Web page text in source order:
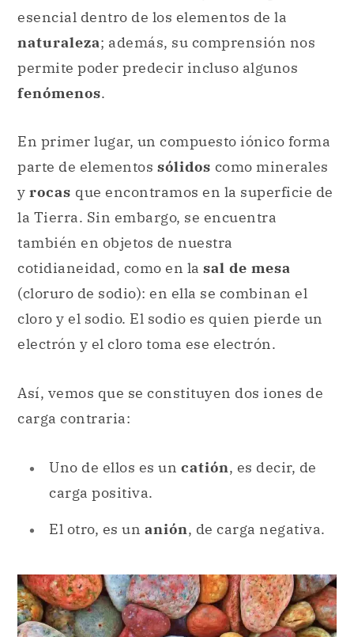
esencial dentro de los elementos de la
naturaleza; además, su comprensión nos
permite poder predecir incluso algunos
fenómenos.
En primer lugar, un compuesto iónico forma
parte de elementos sólidos como minerales
y rocas que encontramos en la superficie de
la Tierra. Sin embargo, se encuentra
también en objetos de nuestra
cotidianeidad, como en la sal de mesa
(cloruro de sodio): en ella se combinan el
cloro y el sodio. El sodio es quien pierde un
electrón y el cloro toma ese electrón.
Así, vemos que se constituyen dos iones de
carga contraria:
Uno de ellos es un catión, es decir, de
carga positiva.
El otro, es un anión, de carga negativa.